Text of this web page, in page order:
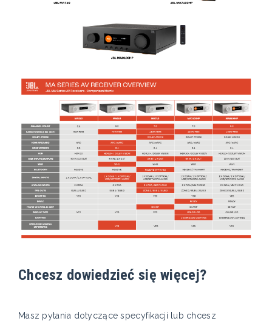
Chcesz dowiedzieć się więcej?
Masz pytania dotyczące specyfikacji lub chcesz